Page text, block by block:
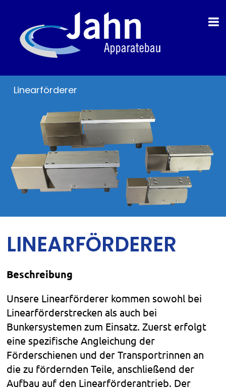
Linearförderer
LINEARFÖRDERER
Beschreibung
Unsere Linearförderer kommen sowohl bei
Linearförderstrecken als auch bei
Bunkersystemen zum Einsatz. Zuerst erfolgt
eine spezifische Angleichung der
Förderschienen und der Transportrinnen an
die zu fördernden Teile, anschließend der
Aufbau auf den Linearförderantrieb. Der